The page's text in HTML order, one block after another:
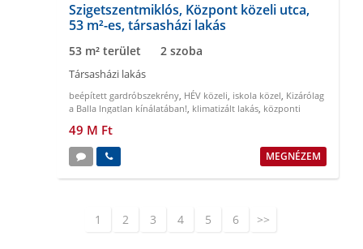
Szigetszentmiklós, Központ közeli utca,
53 m²-es, társasházi lakás
53 m² terület 2 szoba
Társasházi lakás
beépített gardróbszekrény, HÉV közeli, iskola közel, Kizárólag
a Balla Ingatlan kínálatában!, klimatizált lakás, központi
49 M Ft
MEGNÉZEM
1 2 3 4 5 6 >>